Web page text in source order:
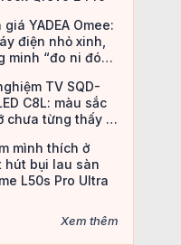
YADEA Omee:
điện nhỏ xinh,
minh “đo ni đóng
TV SQD-
C8L: màu sắc
chưa từng thấy ở
mình thích ở
hút bụi lau sàn
L50s Pro Ultra
Xem thêm